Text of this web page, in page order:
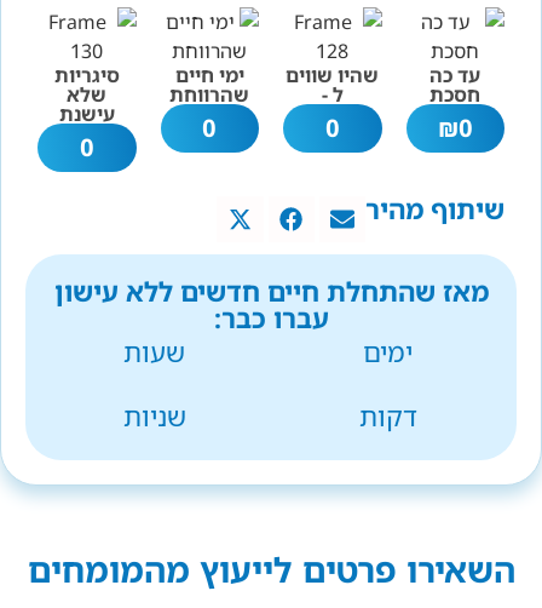
עד כה
חסכת
0
₪
שהיו שווים
ל -
0
ימי חיים
שהרווחת
0
סיגריות
שלא
עישנת
0
שיתוף מהיר
מאז שהתחלת חיים חדשים ללא עישון
עברו כבר:
ימים
שעות
דקות
שניות
השאירו פרטים לייעוץ מהמומחים